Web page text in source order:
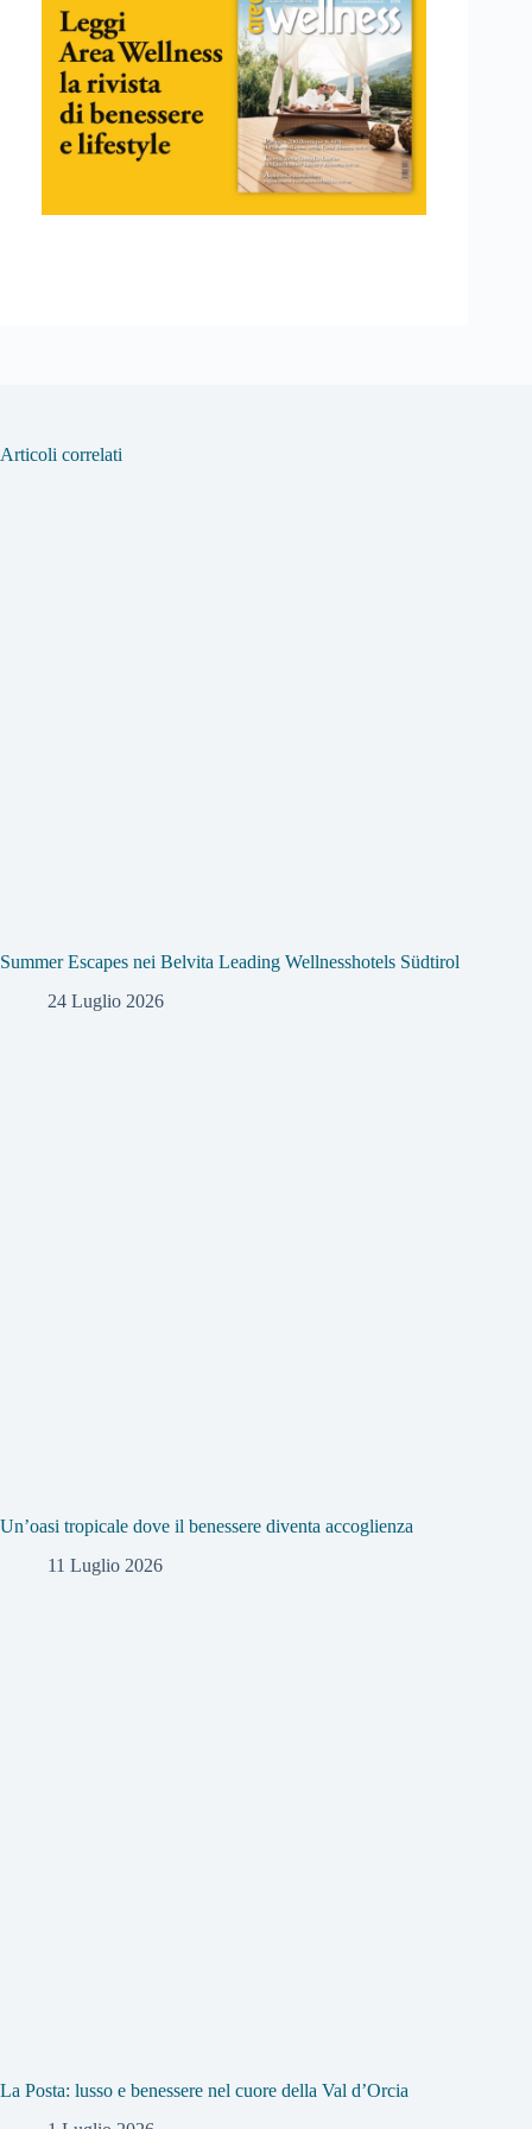
Articoli correlati
Summer Escapes nei Belvita Leading Wellnesshotels Südtirol
24 Luglio 2026
Un’oasi tropicale dove il benessere diventa accoglienza
11 Luglio 2026
La Posta: lusso e benessere nel cuore della Val d’Orcia